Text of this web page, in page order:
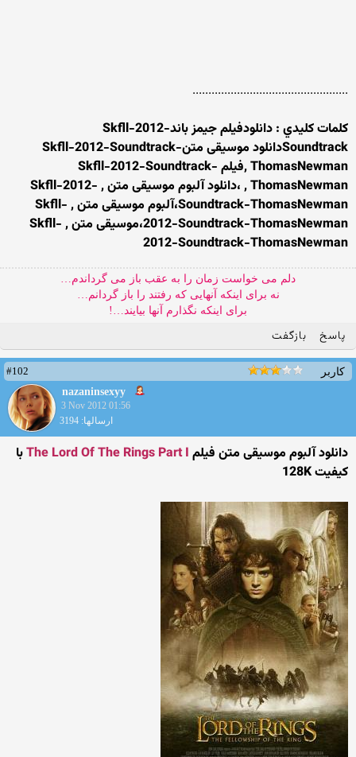
.................................................
کلمات کليدي : دانلودفیلم جیمز باندSkfll-2012-
Soundtrackدانلود موسیقی متنSkfll-2012-Soundtrack-
ThomasNewman ,فیلم Skfll-2012-Soundtrack-
ThomasNewman , ،دانلود آلبوم موسیقی متن , Skfll-2012-
Soundtrack-ThomasNewman،آلبوم موسیقی متن , Skfll-
2012-Soundtrack-ThomasNewman،موسیقی متن , Skfll-
2012-Soundtrack-ThomasNewman
دلم می خواست زمان را به عقب باز می گرداندم…
نه برای اینکه آنهایی که رفتند را باز گردانم…
برای اینکه نگذارم آنها بیایند…!
پاسخ بازگفت
کاربر
#102
nazaninsexyy
3 Nov 2012 01:56
ارسالها: 3194
دانلود آلبوم موسیقی متن فیلم
با
کیفیت 128K